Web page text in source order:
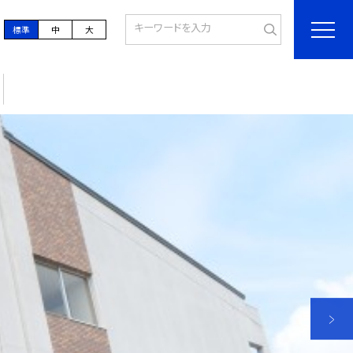
標準 中 大